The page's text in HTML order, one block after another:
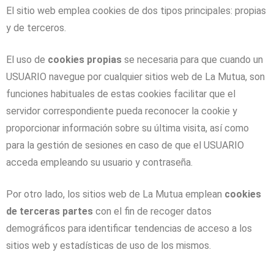
El sitio web emplea cookies de dos tipos principales: propias
y de terceros.
El uso de cookies propias se necesaria para que cuando un
USUARIO navegue por cualquier sitios web de La Mutua, son
funciones habituales de estas cookies facilitar que el
servidor correspondiente pueda reconocer la cookie y
proporcionar información sobre su última visita, así como
para la gestión de sesiones en caso de que el USUARIO
acceda empleando su usuario y contraseña.
Por otro lado, los sitios web de La Mutua emplean cookies
de terceras partes con el fin de recoger datos
demográficos para identificar tendencias de acceso a los
sitios web y estadísticas de uso de los mismos.